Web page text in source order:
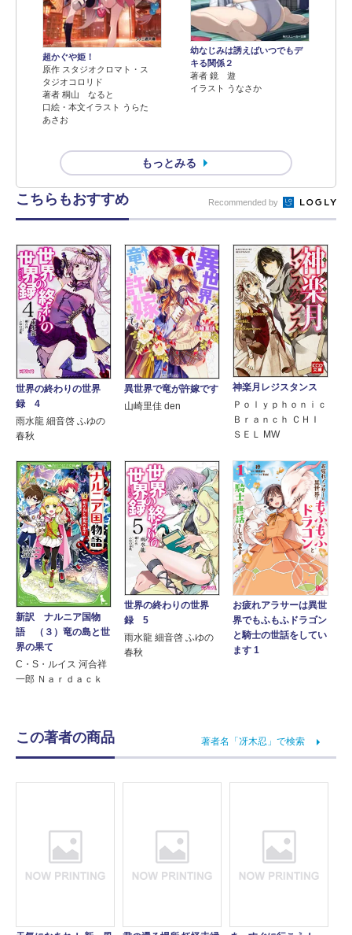
超かぐや姫！
原作 スタジオクロマト・ス
タジオコロリド
著者 桐山 なると
口絵・本文イラスト うらた
あさお
幼なじみは誘えばいつでもデ
キる関係２
著者 鏡 遊
イラスト うなさか
もっとみる
こちらもおすすめ Recommended by
世界の終わりの世界
録 4
雨水龍 細音啓 ふゆの
春秋
異世界で竜が許嫁です
山崎里佳 den
神楽月レジスタンス
Ｐｏｌｙｐｈｏｎｉｃ
Ｂｒａｎｃｈ ＣＨＩ
ＳＥＬ MW
新訳 ナルニア国物
語 （３）竜の島と世
界の果て
C・S・ルイス 河合祥
一郎 Ｎａｒｄａｃｋ
世界の終わりの世界
録 5
雨水龍 細音啓 ふゆの
春秋
お疲れアラサーは異世
界でもふもふドラゴン
と騎士の世話をしてい
ます 1
この著者の商品 著者名「冴木忍」で検索